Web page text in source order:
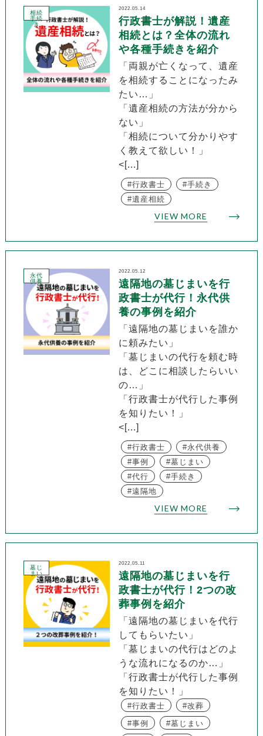
相続
手続
き
2022.05.14
行政書士が解説！遺産
相続とは？全体の流れ
や各種手続きを紹介
「両親が亡くなって、遺産
を相続することになったみ
たい…」
「遺産相続の方法が分から
ない」
「相続について分かりやす
く教えて欲しい！」
<[...]
行政書士
手続き
遺産相続
VIEW MORE
永代
供養
2022.05.12
遠隔地の墓じまいを行
政書士が代行！永代供
養の事例を紹介
「遠隔地の墓じまいを誰か
に頼みたい」
「墓じまいの代行を頼む時
は、どこに相談したらいい
の…」
「行政書士が代行した事例
を知りたい！」
<[...]
行政書士
永代供養
事例
墓じまい
代行
手続き
遠隔地
VIEW MORE
墓じ
まい
2022.05.11
遠隔地の墓じまいを行
政書士が代行！2つの改
葬事例を紹介
「遠隔地の墓じまいを代行
してもらいたい」
「墓じまいの代行はどのよ
うな流れになるのか…」
「行政書士が代行した事例
を知りたい！」
行政書士
改葬
事例
墓じまい